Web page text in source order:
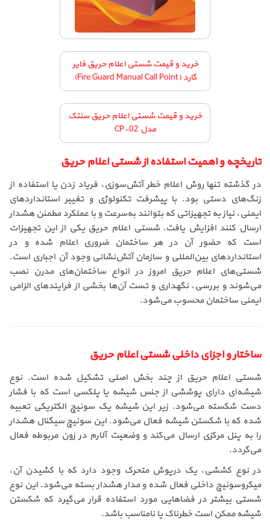
خرید و قیمت شستی اعلام حریق فایر
گارد (Fire Guard Manual Call Point)
خرید و قیمت شستی اعلام حریق سنتک
مدل CP-02
تاریخچه و اهمیت استفاده از شستی اعلام حریق
در گذشته تنها روش اعلام خطر آتش‌سوزی، فریاد زدن یا استفاده از
زنگ‌های دستی بود. با پیشرفت تکنولوژی و تغییر استانداردهای
ایمنی، نیاز به تجهیزاتی که بتوانند به‌سرعت و با عملکرد مطمئن هشدار
ارسال کنند افزایش یافت. شستی اعلام حریق یکی از این تجهیزات
است که حضور آن در هر ساختمان ضروری اعلام شده و در
استانداردهای بین‌المللی و سازمان آتش‌نشانی وجود آن اجباری است.
شستی‌های اعلام حریق امروز در انواع ساختمان‌های مدرن نصب
می‌شوند و بررسی، نگهداری و تست آن‌ها بخشی از فرایندهای الزامی
ایمنی ساختمان محسوب می‌شود.
ساختار و اجزای داخلی شستی اعلام حریق
شستی اعلام حریق از چند بخش اصلی تشکیل شده است. نوع
شیشه‌ای دارای پوششی از جنس شیشه یا پلکسی است که با فشار
دست شکسته می‌شود. زیر این شیشه یک سوئیچ الکتریکی تعبیه
شده که با شکستن شیشه فعال می‌شود. این سوئیچ سیگنال هشدار
را به پنل مرکزی ارسال می‌کند و وضعیت آلارم در زون مربوطه فعال
می‌گردد.
در نوع کششی، یک درپوش متحرک وجود دارد که با کشیدن آن،
میکروسوئیچ داخلی فعال شده و مدار هشدار بسته می‌شود. این نوع
شستی بیشتر در فضاهایی مورد استفاده قرار می‌گیرد که شکستن
شیشه ممکن است خطرناک یا نامناسب باشد.